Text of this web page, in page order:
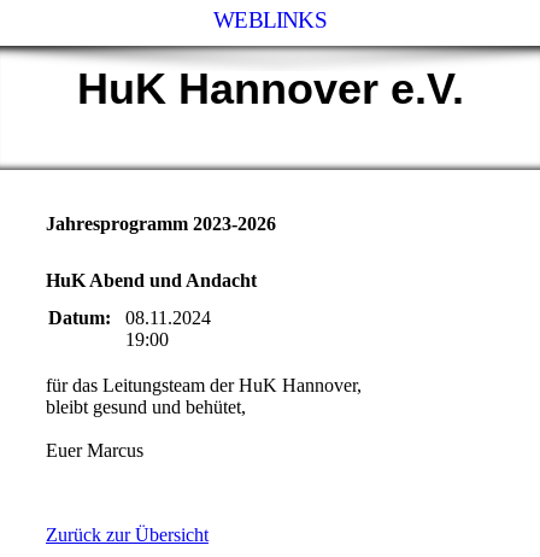
WEBLINKS
HuK Hannover e.V.
Jahresprogramm 2023-2026
HuK Abend und Andacht
Datum:
08.11.2024
19:00
für das Leitungsteam der HuK Hannover,
bleibt gesund und behütet,
Euer Marcus
Zurück zur Übersicht